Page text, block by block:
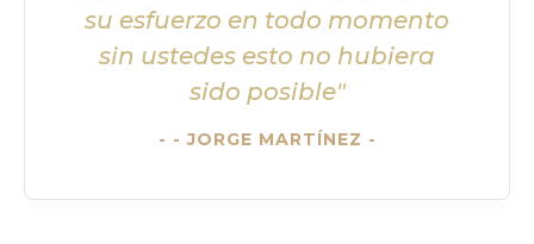
su esfuerzo en todo momento
sin ustedes esto no hubiera
sido posible"
- JORGE MARTÍNEZ -